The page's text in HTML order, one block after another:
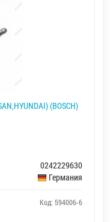
(BOSCH)
0242229630
Германия
Код: 594006-6